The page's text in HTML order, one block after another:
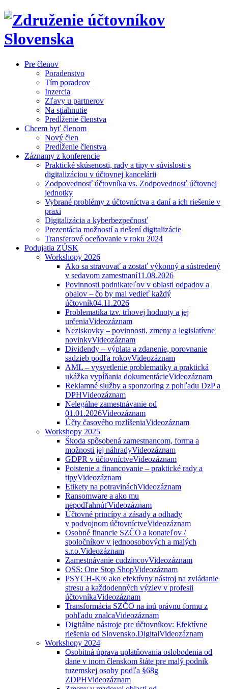
Pre členov
Poradenstvo
Tím poradcov
Inzercia
Zľavy u partnerov
Na stiahnutie
Predĺženie členstva
Chcem byť členom
Nový člen
Predĺženie členstva
Záznamy z konferencie
Praktické skúsenosti, rady a tipy v súvislosti s
digitalizáciou v účtovnej kancelárii
Zodpovednosť účtovníka vs. Zodpovednosť účtovnej
jednotky
Vybrané problémy z účtovníctva a daní a ich riešenie v
praxi
Digitalizácia a kyberbezpečnosť
Prezentácia možností a riešení digitalizácie
Transferové oceňovanie v roku 2024
Podujatia ZÚSK
Workshopy 2026
Ako sa stravovať a zostať výkonný a sústredený
v sedavom zamestnaní11.08.2026
Povinnosti podnikateľov v oblasti odpadov a
obalov – čo by mal vedieť každý
účtovník04.11.2026
Problematika tzv. trhovej hodnoty a jej
určeniaVideozáznam
Neziskovky – povinnosti, zmeny a legislatívne
novinkyVideozáznam
Dividendy – výplata a zdanenie, porovnanie
sadzieb podľa rokovVideozáznam
AML – vysvetlenie problematiky a praktická
ukážka vypĺňania dokumentácieVideozáznam
Reklamné služby a sponzoring z pohľadu DzP a
DPHVideozáznam
Nelegálne zamestnávanie od
01.01.2026Videozáznam
Účty časového rozlíšeniaVideozáznam
Workshopy 2025
Škoda spôsobená zamestnancom, forma a
možnosti jej náhradyVideozáznam
GDPR v účtovníctveVideozáznam
Poistenie a financovanie – praktické rady a
tipyVideozáznam
Etikety na potravináchVideozáznam
Ransomware a ako mu
nepodľahnúťVideozáznam
Účtovné princípy a zásady a odhady
v podvojnom účtovníctveVideozáznam
Osobné financie SZČO a konateľov /
spoločníkov v jednoosobových a malých
s.r.o.Videozáznam
Zamestnávanie cudzincovVideozáznam
OSS: One Stop ShopVideozáznam
PSYCH-K® ako efektívny nástroj na zvládanie
stresu a každodenných výziev v profesii
účtovníkaVideozáznam
Transformácia SZČO na inú právnu formu z
pohľadu znalcaVideozáznam
Digitálne nástroje pre účtovníkov: Efektívne
riešenia od Slovensko.DigitalVideozáznam
Workshopy 2024
Osobitná úprava uplatňovania oslobodenia od
dane v inom členskom štáte pre malý podnik
tuzemskej osoby podľa §68g
ZDPHVideozáznam